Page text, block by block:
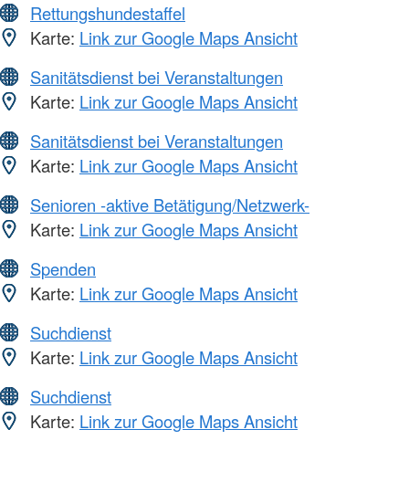
Rettungshundestaffel
Karte: Link zur Google Maps Ansicht
Sanitätsdienst bei Veranstaltungen
Karte: Link zur Google Maps Ansicht
Sanitätsdienst bei Veranstaltungen
Karte: Link zur Google Maps Ansicht
Senioren -aktive Betätigung/Netzwerk-
Karte: Link zur Google Maps Ansicht
Spenden
Karte: Link zur Google Maps Ansicht
Suchdienst
Karte: Link zur Google Maps Ansicht
Suchdienst
Karte: Link zur Google Maps Ansicht